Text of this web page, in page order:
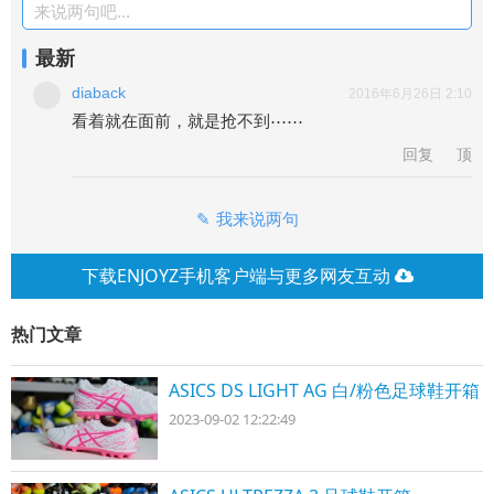
来说两句吧...
最新
diaback 2016年6月26日 2:10
看着就在面前，就是抢不到⋯⋯
回复 顶
我来说两句
下载ENJOYZ手机客户端与更多网友互动
热门文章
ASICS DS LIGHT AG 白/粉色足球鞋开箱
2023-09-02 12:22:49